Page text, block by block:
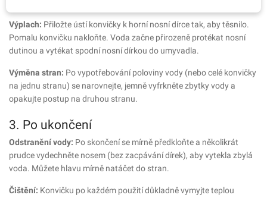
Výplach: Přiložte ústí konvičky k horní nosní dírce tak, aby těsnilo.
Pomalu konvičku nakloňte. Voda začne přirozeně protékat nosní
dutinou a vytékat spodní nosní dírkou do umyvadla.
Výměna stran: Po vypotřebování poloviny vody (nebo celé konvičky
na jednu stranu) se narovnejte, jemně vyfrkněte zbytky vody a
opakujte postup na druhou stranu.
3. Po ukončení
Odstranění vody: Po skončení se mírně předkloňte a několikrát
prudce vydechněte nosem (bez zacpávání dírek), aby vytekla zbylá
voda. Můžete hlavu mírně natáčet do stran.
Čištění: Konvičku po každém použití důkladně vymyjte teplou